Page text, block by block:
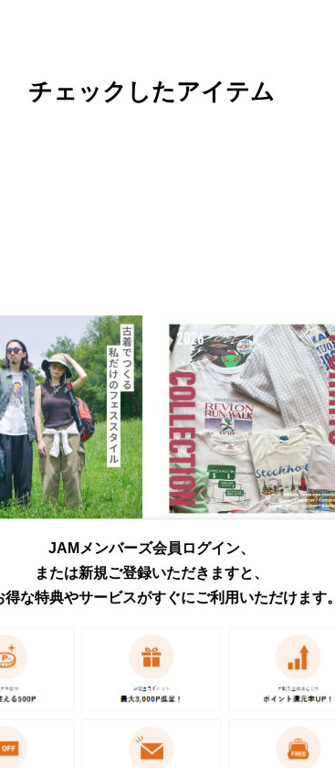
チェックしたアイテム
紹介！
JAMメンバーズ会員ログイン、
または新規ご登録いただきますと、
得な特典やサービスがすぐにご利用いただけます。